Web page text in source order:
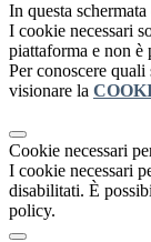
In questa
I cookie necessari
piattaforma e non è
Per conoscere
visionare la
Cookie necessari
I cookie necessari
disabilitati. È
policy.